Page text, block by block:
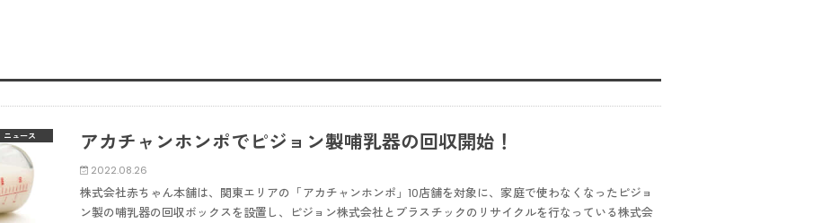
ニュース アカチャンホンポでピジョン製哺乳器の回収開始！
2022.08.26
株式会社赤ちゃん本舗は、関東エリアの「アカチャンホンポ」10店舗を対象に、家庭で使わなくなったピジョ
ン製の哺乳器の回収ボックスを設置し、ピジョン株式会社とプラスチックのリサイクルを行なっている株式会